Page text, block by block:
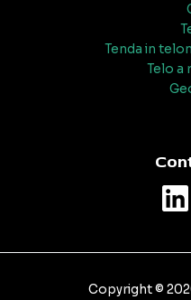
Tenda in
Telo a
Copyright ©